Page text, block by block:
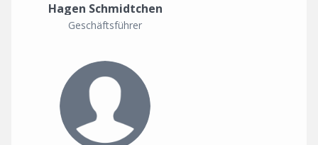
Hagen Schmidtchen
Geschäftsführer